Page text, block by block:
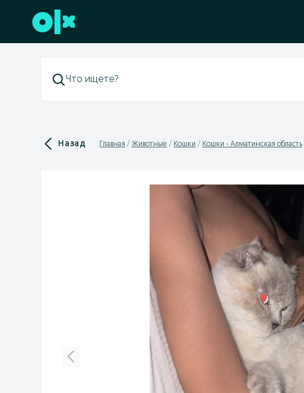
Перейти к нижнему колонтитулу
Назад Главная Животные Кошки Кошки - Алматинская область